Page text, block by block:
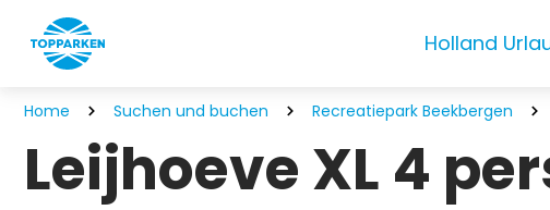
Holland
Home Suchen und buchen Recreatiepark Beekbergen
Leijhoeve XL 4